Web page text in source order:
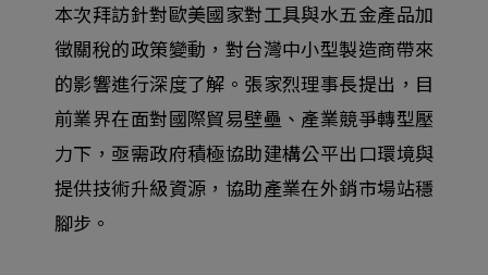
本次拜訪針對歐美國家對工具與水五金產品加
徵關稅的政策變動，對台灣中小型製造商帶來
的影響進行深度了解。張家烈理事長提出，目
前業界在面對國際貿易壁壘、產業競爭轉型壓
力下，亟需政府積極協助建構公平出口環境與
提供技術升級資源，協助產業在外銷市場站穩
腳步。